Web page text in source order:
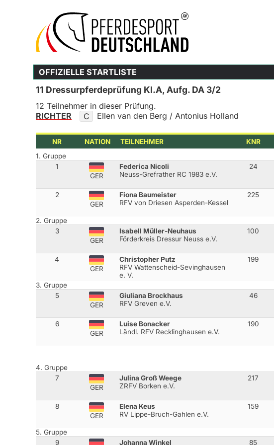
OFFIZIELLE STARTLISTE
11 Dressurpferdeprüfung Kl.A, Aufg. DA 3/2
12 Teilnehmer in dieser Prüfung.
RICHTER
C Ellen van den Berg / Antonius Holland
NR NATION TEILNEHMER KNR
1. Gruppe
1
GER
Federica Nicoli
Neuss-Grefrather RC 1983 e.V.
24
2
GER
Fiona Baumeister
RFV von Driesen Asperden-Kessel
225
2. Gruppe
3
GER
Isabell Müller-Neuhaus
Förderkreis Dressur Neuss e.V.
100
4
GER
Christopher Putz
RFV Wattenscheid-Sevinghausen
e. V.
199
3. Gruppe
5
GER
Giuliana Brockhaus
RFV Greven e.V.
46
6
GER
Luise Bonacker
Ländl. RFV Recklinghausen e.V.
190
4. Gruppe
7
GER
Julina Groß Weege
ZRFV Borken e.V.
217
8
GER
Elena Keus
RV Lippe-Bruch-Gahlen e.V.
159
5. Gruppe
9
Johanna Winkel 85